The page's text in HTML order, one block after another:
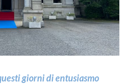
giorni di entusiasmo